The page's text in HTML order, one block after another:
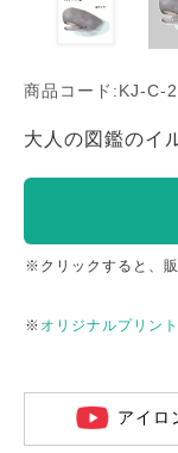
商品コード:KJ-C-
大人の図鑑のイ
※クリックすると、
※ オリジナルプリン
アイロ